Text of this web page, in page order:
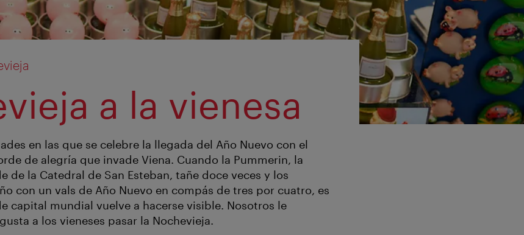
a la vienesa
en las que se celebre la llegada del Año Nuevo con el
de alegría que invade Viena. Cuando la Pummerin, la
de la Catedral de San Esteban, tañe doce veces y los
con un vals de Año Nuevo en compás de tres por cuatro, es
capital mundial vuelve a hacerse visible. Nosotros le
a los vieneses pasar la Nochevieja.